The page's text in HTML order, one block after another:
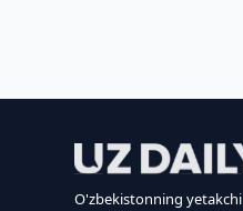
O'zbekistonning yetakchi